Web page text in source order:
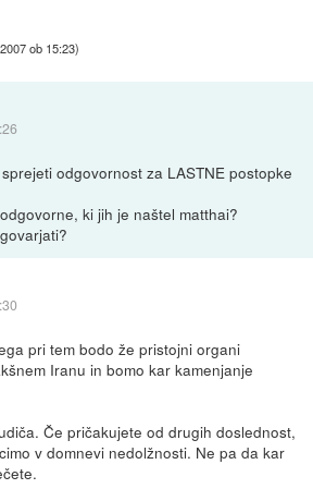
ob 15:23)
odgovornost za LASTNE postopke
ki jih je naštel matthai?
pri tem bodo že pristojni organi
Iranu in bomo kar kamenjanje
Če pričakujete od drugih doslednost,
v domnevi nedolžnosti. Ne pa da kar